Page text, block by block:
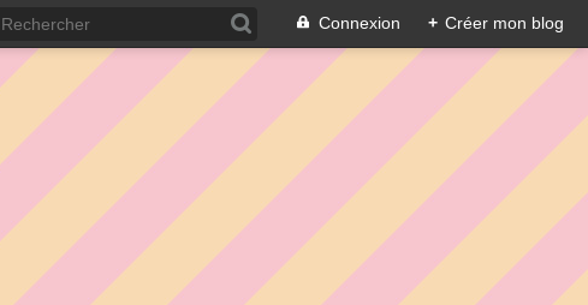
Connexion + Créer mon blog